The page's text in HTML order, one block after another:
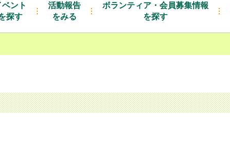
ベント
探す
活動報告
をみる
ボランティア・会員募集情報
を探す